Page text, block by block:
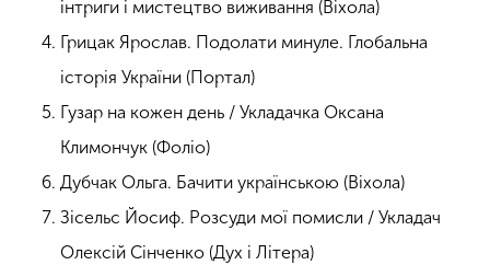
інтриги і мистецтво виживання (Віхола)
Грицак Ярослав. Подолати минуле. Глобальна
історія України (Портал)
Гузар на кожен день / Укладачка Оксана
Климончук (Фоліо)
Дубчак Ольга. Бачити українською (Віхола)
Зісельс Йосиф. Розсуди мої помисли / Укладач
Олексій Сінченко (Дух і Літера)